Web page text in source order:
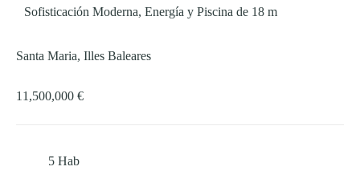
Sofisticación Moderna, Energía y Piscina de 18 m
Santa Maria, Illes Baleares
11,500,000 €
5 Hab